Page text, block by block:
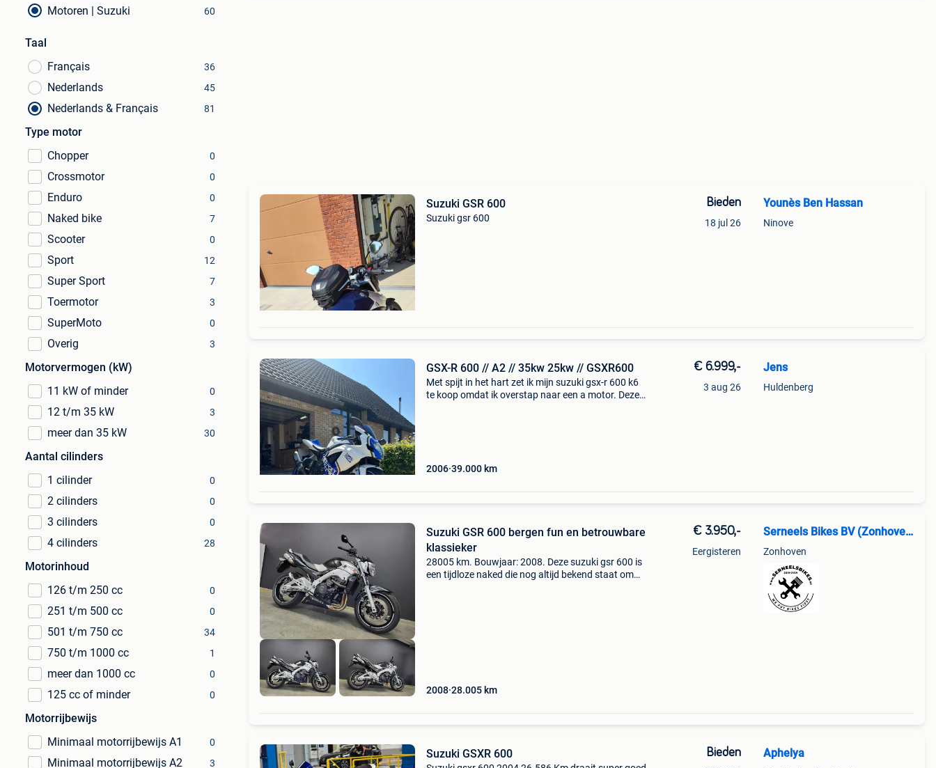
Motoren | Suzuki
60
Taal
Français
36
Nederlands 45
Nederlands & Français 81
Type motor
Chopper
0
Crossmotor 0
Enduro 0
Naked bike 7
Scooter 0
Sport 12
Super Sport 7
Toermotor 3
SuperMoto 0
Overig 3
Motorvermogen (kW)
11 kW of minder
0
12 t/m 35 kW 3
meer dan 35 kW 30
Aantal cilinders
1 cilinder
0
2 cilinders 0
3 cilinders 0
4 cilinders 28
Motorinhoud
126 t/m 250 cc
0
251 t/m 500 cc 0
501 t/m 750 cc 34
750 t/m 1000 cc 1
meer dan 1000 cc 0
125 cc of minder 0
Motorrijbewijs
Minimaal motorrijbewijs A1
0
Minimaal motorrijbewijs A2 3
Suzuki GSR 600
Suzuki gsr 600
Bieden
18 jul 26
Younès Ben Hassan
Ninove
GSX-R 600 // A2 // 35kw 25kw // GSXR600
Met spijt in het hart zet ik mijn suzuki gsx-r 600 k6
te koop omdat ik overstap naar een a motor. Deze
2006 39.000 km
€ 6.999,-
3 aug 26
Jens
Huldenberg
Suzuki GSR 600 bergen fun en betrouwbare
klassieker
28005 km. Bouwjaar: 2008. Deze suzuki gsr 600 is
een tijdloze naked die nog altijd bekend staat om
2008 28.005 km
€ 3.950,-
Eergisteren
Serneels Bikes BV (Zonhoven)
Zonhoven
Suzuki GSXR 600 Bieden Aphelya